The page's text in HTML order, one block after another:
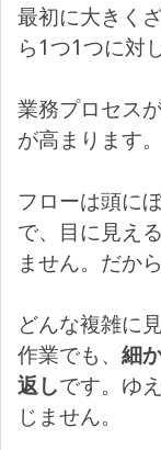
最初に大きく
ら1つ1つに対
業務プロセス
が高まります。
フローは頭に
で、目に見え
ません。だか
どんな複雑に
作業でも、 細
返しです。ゆ
じません。